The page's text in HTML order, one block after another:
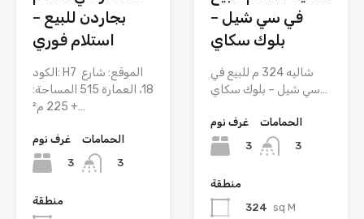
بجاردن للبيع –
استلام فوري
الكود: H7 الموقع: شارع
18، العمارة 515 المساحة:
225 م² +…
غرف نوم
3
الحمامات
3
منطقة
في سي شيل –
بلوك سكاي
شاليه 324 م للبيع في
سي شيل – بلوك سكاي…
غرف نوم
3
الحمامات
3
منطقة
324 sq M